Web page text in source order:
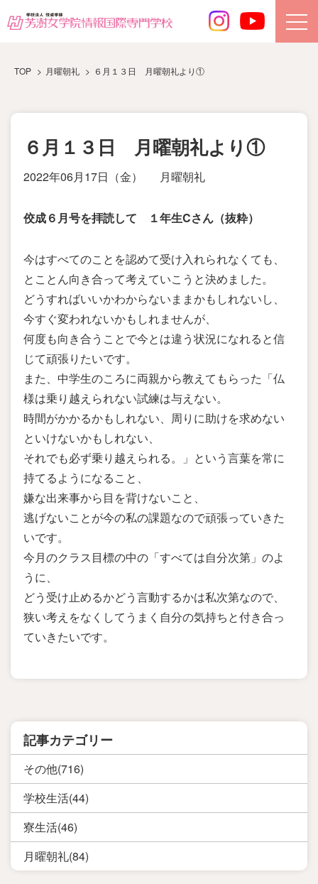
TOP 月曜朝礼 ６月１３日 月曜朝礼より①
６月１３日 月曜朝礼より①
2022年06月17日（金） 月曜朝礼
佼成６月号を拝読して １年生Cさん（抜粋）
今はすべてのことを認めて受け入れられなくても、
とことん向き合って考えていこうと決めました。
どうすればいいかわからないままかもしれないし、
今すぐ変われないかもしれませんが、
何度も向き合うことで今とは違う状況になれると信
じて頑張りたいです。
また、中学生のころに両親から教えてもらった「仏
様は乗り越えられない試練は与えない。
時間がかかるかもしれない、周りに助けを求めない
といけないかもしれない、
それでも必ず乗り越えられる。」という言葉を常に
持てるようになること、
嫌な出来事から目を背けないこと、
逃げないことが今の私の課題なので頑張っていきた
いです。
今月のクラス目標の中の「すべては自分次第」のよ
うに、
どう受け止めるかどう言動するかは私次第なので、
狭い考えをなくしてうまく自分の気持ちと付き合っ
ていきたいです。
記事カテゴリー
その他(716)
学校生活(44)
寮生活(46)
月曜朝礼(84)